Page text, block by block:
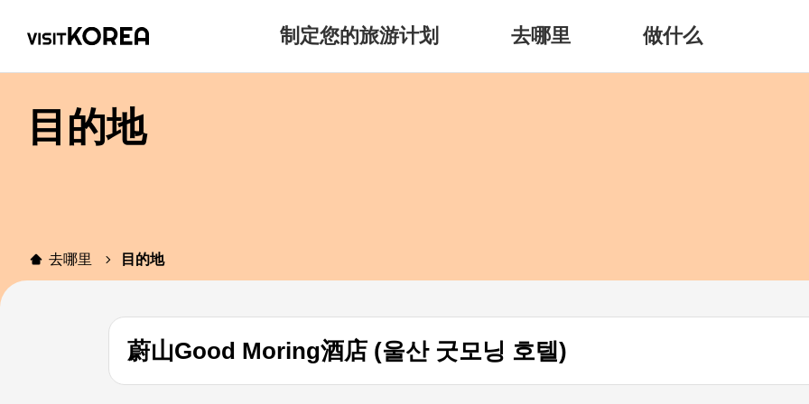
制定您的旅游计划 去哪里 做什么
目的地
去哪里 目的地
蔚山Good Moring酒店 (울산 굿모닝 호텔)